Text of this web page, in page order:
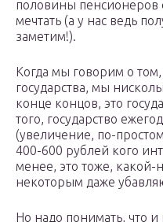
половины пенсионеров
мечтать (а у нас ведь
заметим!).
Когда мы говорим о
государства, мы
конце концов, это
того, государство
(увеличение, по-
400-600 рублей кого
менее, это тоже, какой-
некоторым даже
Но надо понимать, что и